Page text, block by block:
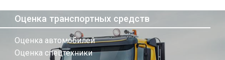
Оценка транспортных средств
Оценка автомобилей
Оценка спецтехники